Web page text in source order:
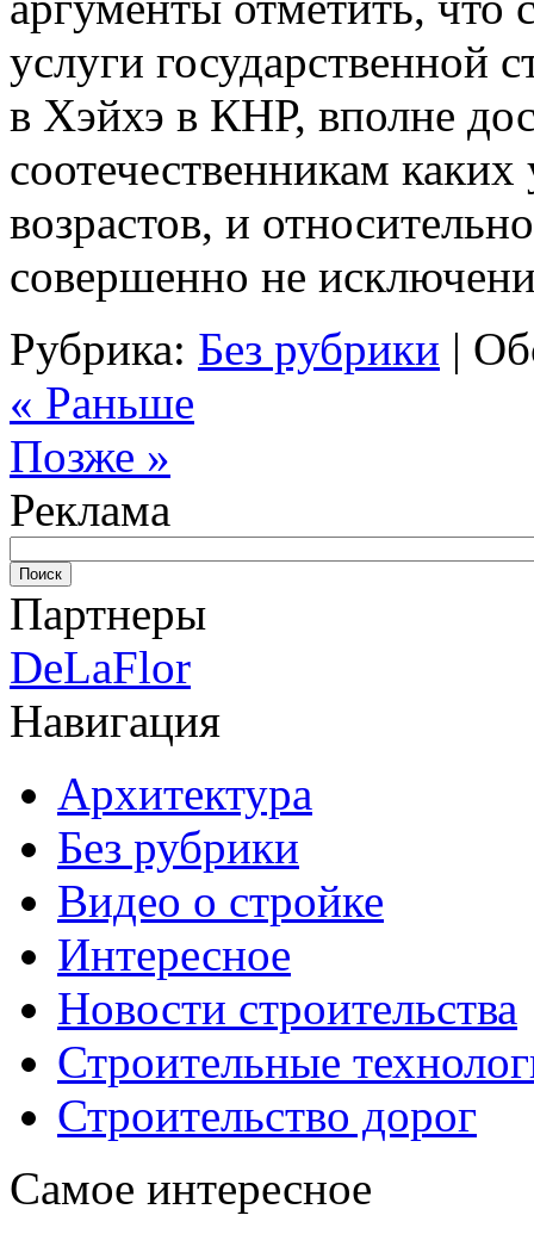
услуги государственной
в Хэйхэ в КНР, вполне
соотечественникам
возрастов, и
совершенно не
Рубрика: Без рубрики |
« Раньше
Позже »
Реклама
Партнеры
DeLaFlor
Навигация
Архитектура
Без рубрики
Видео о стройке
Интересное
Новости строительства
Строительные
Строительство дорог
Самое интересное